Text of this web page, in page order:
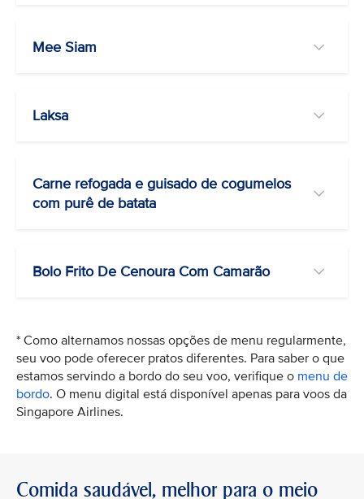
Mee Siam
Laksa
Carne refogada e guisado de cogumelos
com purê de batata
Bolo Frito De Cenoura Com Camarão
* Como alternamos nossas opções de menu regularmente,
seu voo pode oferecer pratos diferentes. Para saber o que
estamos servindo a bordo do seu voo, verifique o menu de
bordo. O menu digital está disponível apenas para voos da
Singapore Airlines.
Comida saudável, melhor para o meio